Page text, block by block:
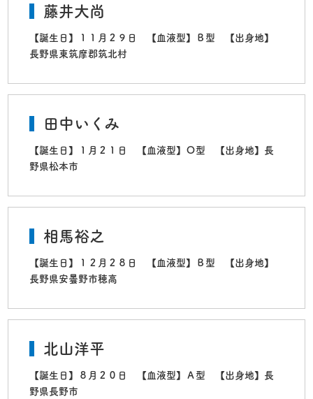
藤井大尚
【誕生日】１１月２９日 【血液型】Ｂ型 【出身地】
長野県東筑摩郡筑北村
田中いくみ
【誕生日】１月２１日 【血液型】Ｏ型 【出身地】長
野県松本市
相馬裕之
【誕生日】１２月２８日 【血液型】Ｂ型 【出身地】
長野県安曇野市穂高
北山洋平
【誕生日】８月２０日 【血液型】Ａ型 【出身地】長
野県長野市